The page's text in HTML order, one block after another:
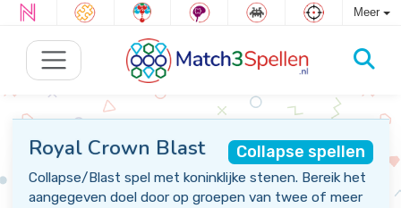
Meer
Collapse spellen
Royal Crown Blast
Collapse/Blast spel met koninklijke stenen. Bereik het
aangegeven doel door op groepen van twee of meer